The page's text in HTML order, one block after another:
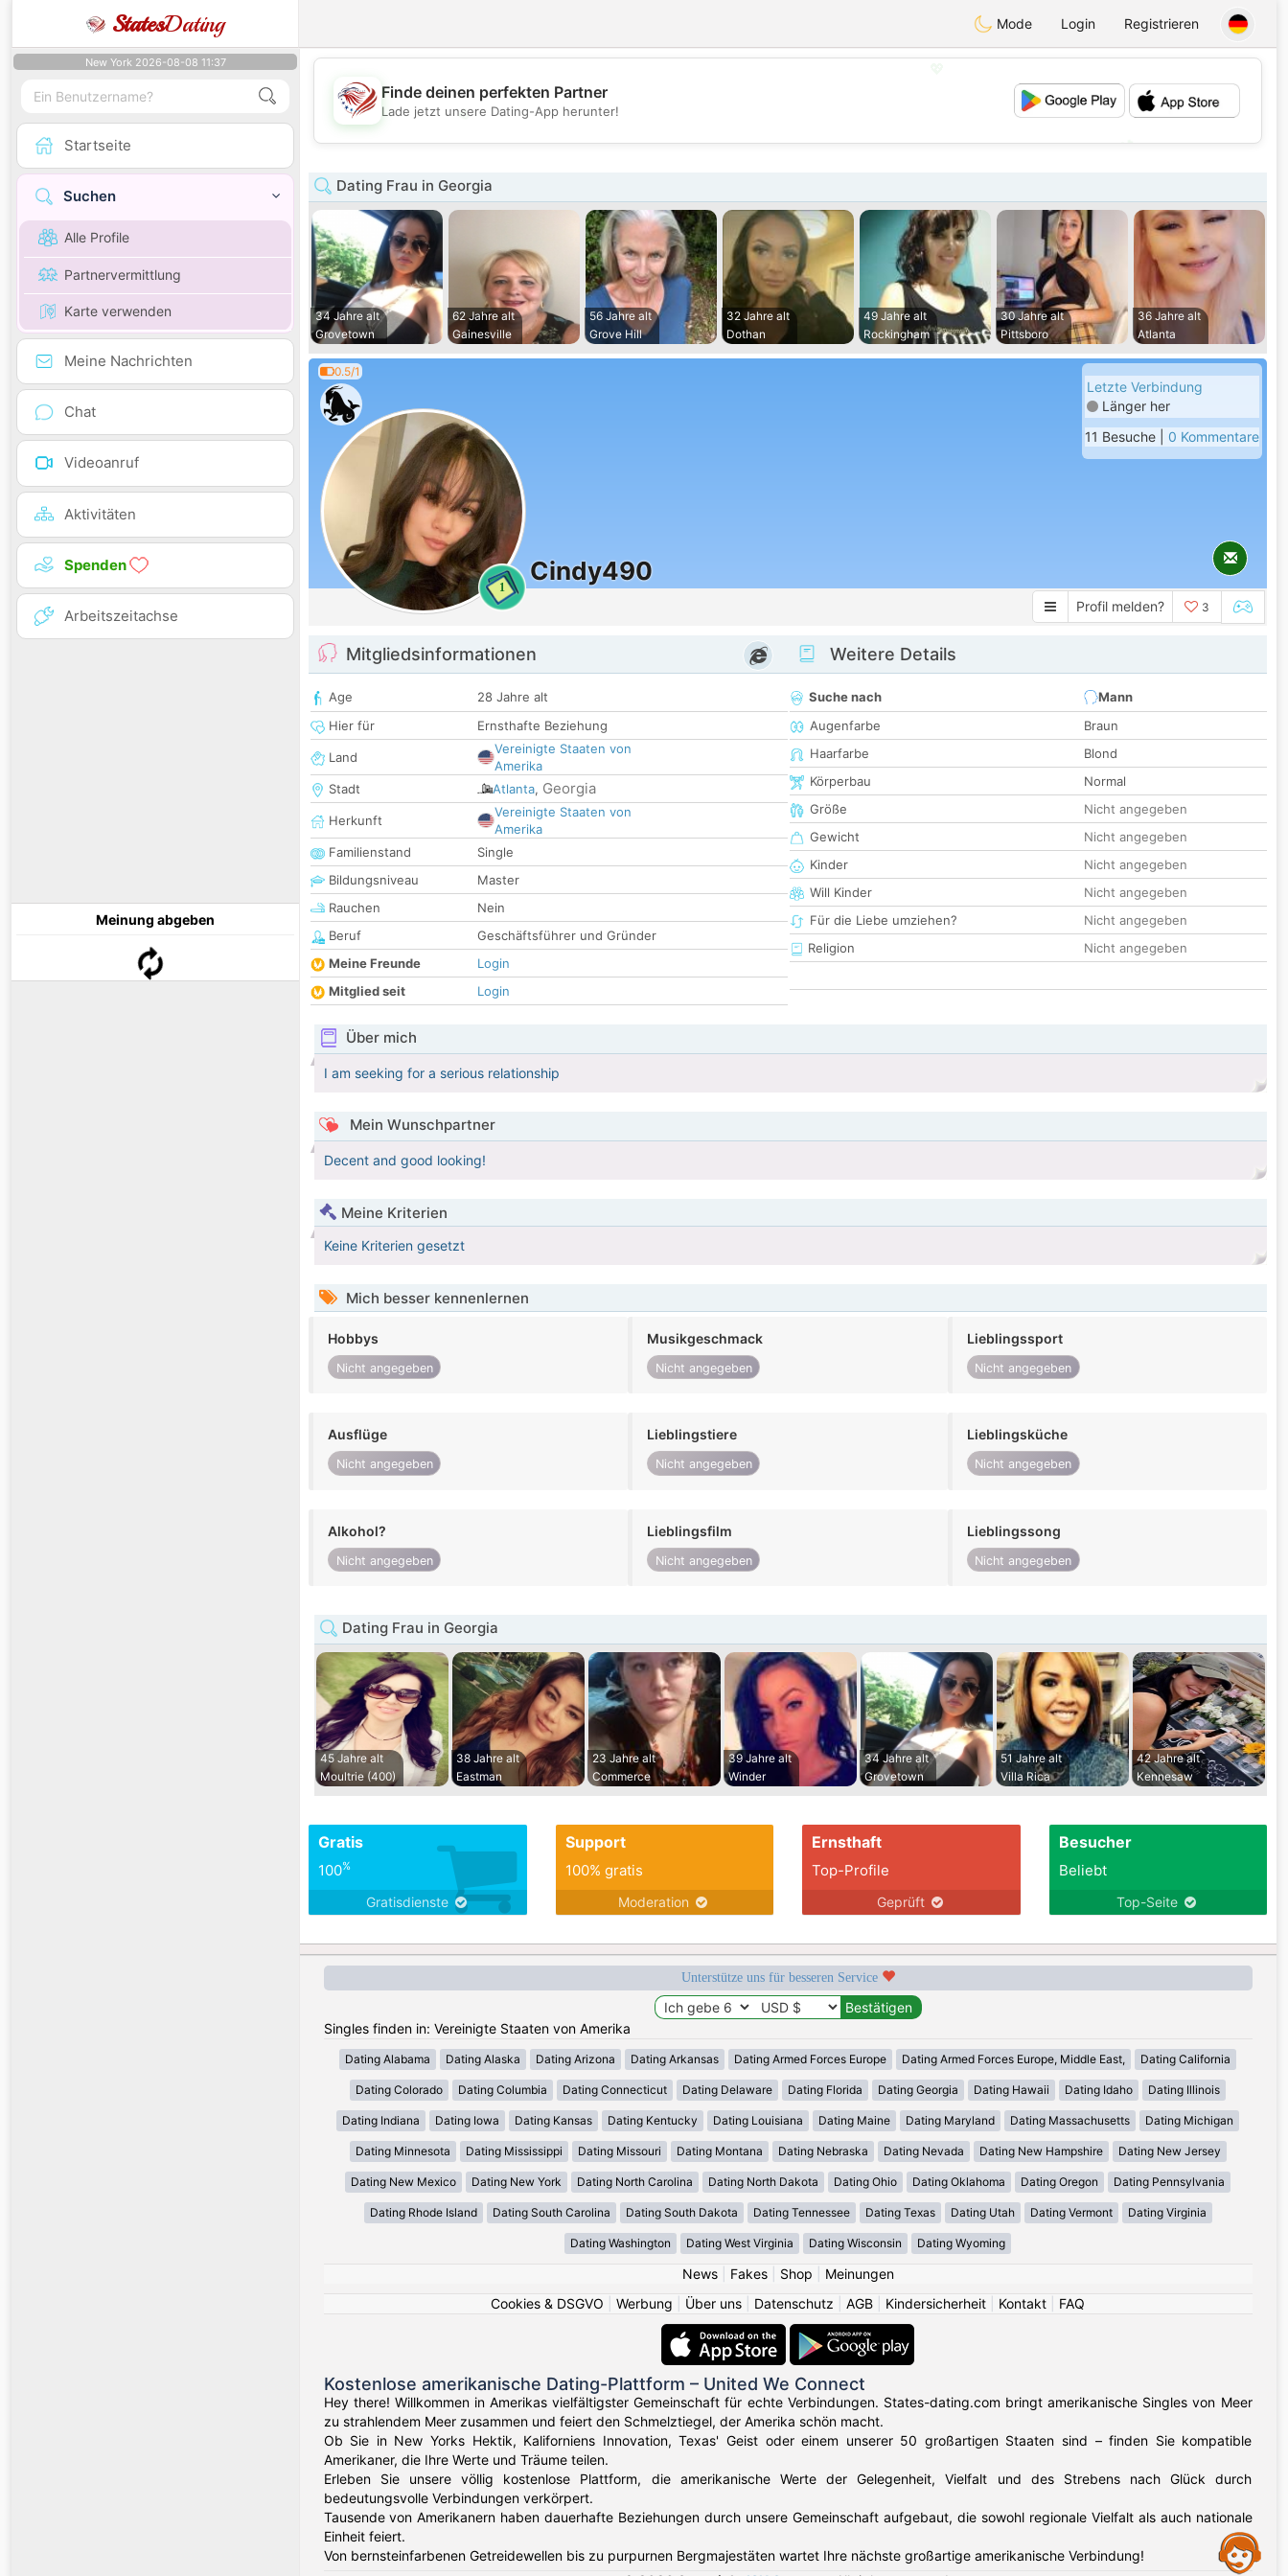
StatesDating Mode Login Registrieren
New York 2026-08-08 11:37
Startseite
Suchen
Alle Profile
Partnervermittlung
Karte verwenden
Meine Nachrichten
Chat
Videoanruf
Aktivitäten
Spenden
Arbeitszeitachse
Meinung abgeben
💕
Finde deinen perfekten Partner
Lade jetzt unsere Dating-App herunter!
Dating Frau in Georgia
34 Jahre alt
Grovetown
62 Jahre alt
Gainesville
56 Jahre alt
Grove Hill
32 Jahre alt
Dothan
49 Jahre alt
Rockingham
30 Jahre alt
Pittsboro
36 Jahre alt
Atlanta
0.5/1
1
Cindy490
Letzte Verbindung
Länger her
11 Besuche | 0 Kommentare
Profil melden? 3
Mitgliedsinformationen
Age
28 Jahre alt
Hier für
Ernsthafte Beziehung
Land
Vereinigte Staaten von
Amerika
Stadt
Atlanta, Georgia
Herkunft
Vereinigte Staaten von
Amerika
Familienstand
Single
Bildungsniveau
Master
Rauchen
Nein
Beruf
Geschäftsführer und Gründer
Meine Freunde
Login
Mitglied seit
Login
Weitere Details
Suche nach
Mann
Augenfarbe
Braun
Haarfarbe
Blond
Körperbau
Normal
Größe
Nicht angegeben
Gewicht
Nicht angegeben
Kinder
Nicht angegeben
Will Kinder
Nicht angegeben
Für die Liebe umziehen?
Nicht angegeben
Religion
Nicht angegeben
Über mich
I am seeking for a serious relationship
Mein Wunschpartner
Decent and good looking!
Meine Kriterien
Keine Kriterien gesetzt
Mich besser kennenlernen
Hobbys
Nicht angegeben
Musikgeschmack
Nicht angegeben
Lieblingssport
Nicht angegeben
Ausflüge
Nicht angegeben
Lieblingstiere
Nicht angegeben
Lieblingsküche
Nicht angegeben
Alkohol?
Nicht angegeben
Lieblingsfilm
Nicht angegeben
Lieblingssong
Nicht angegeben
Dating Frau in Georgia
45 Jahre alt
Moultrie (400)
38 Jahre alt
Eastman
23 Jahre alt
Commerce
39 Jahre alt
Winder
34 Jahre alt
Grovetown
51 Jahre alt
Villa Rica
42 Jahre alt
Kennesaw
Gratis
100%
Gratisdienste
Support
100% gratis
Moderation
Ernsthaft
Top-Profile
Geprüft
Besucher
Beliebt
Top-Seite
Unterstütze uns für besseren Service
Singles finden in: Vereinigte Staaten von Amerika
Dating Alabama Dating Alaska Dating Arizona Dating Arkansas Dating Armed Forces Europe Dating Armed Forces Europe, Middle East, Dating California
Dating Colorado Dating Columbia Dating Connecticut Dating Delaware Dating Florida Dating Georgia Dating Hawaii Dating Idaho Dating Illinois
Dating Indiana Dating Iowa Dating Kansas Dating Kentucky Dating Louisiana Dating Maine Dating Maryland Dating Massachusetts Dating Michigan
Dating Minnesota Dating Mississippi Dating Missouri Dating Montana Dating Nebraska Dating Nevada Dating New Hampshire Dating New Jersey
Dating New Mexico Dating New York Dating North Carolina Dating North Dakota Dating Ohio Dating Oklahoma Dating Oregon Dating Pennsylvania
Dating Rhode Island Dating South Carolina Dating South Dakota Dating Tennessee Dating Texas Dating Utah Dating Vermont Dating Virginia
Dating Washington Dating West Virginia Dating Wisconsin Dating Wyoming
News| Fakes| Shop
Meinungen
Cookies & DSGVO
Werbung Über uns Datenschutz AGB Kindersicherheit Kontakt FAQ
Kostenlose amerikanische Dating-Plattform – United We Connect
Hey there! Willkommen in Amerikas vielfältigster Gemeinschaft für echte Verbindungen. States-dating.com bringt amerikanische Singles von Meer
zu strahlendem Meer zusammen und feiert den Schmelztiegel, der Amerika schön macht.
Ob Sie in New Yorks Hektik, Kaliforniens Innovation, Texas' Geist oder einem unserer 50 großartigen Staaten sind – finden Sie kompatible
Amerikaner, die Ihre Werte und Träume teilen.
Erleben Sie unsere völlig kostenlose Plattform, die amerikanische Werte der Gelegenheit, Vielfalt und des Strebens nach Glück durch
bedeutungsvolle Verbindungen verkörpert.
Tausende von Amerikanern haben dauerhafte Beziehungen durch unsere Gemeinschaft aufgebaut, die sowohl regionale Vielfalt als auch nationale
Einheit feiert.
Von bernsteinfarbenen Getreidewellen bis zu purpurnen Bergmajestäten wartet Ihre nächste großartige amerikanische Verbindung!